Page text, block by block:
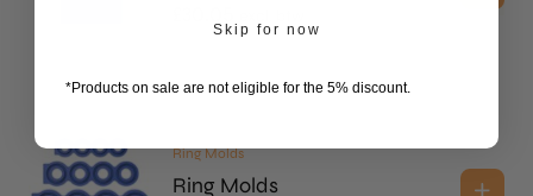
Ring Molds
Ring Molds
Skip for now
*Products on sale are not eligible for the 5% discount.